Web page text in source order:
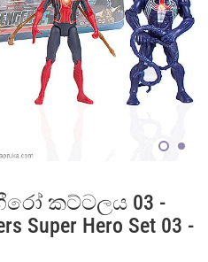
කට්ටලය 03 -
Super Hero Set 03 -